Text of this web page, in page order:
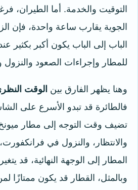
التوقيت والخدمة. أما الطيران،
الجوية يقارب ساعة واحدة، فإن
الباب إلى الباب يكون أكبر بكثير
للمطار وإجراءات الصعود والنزول
وهنا يظهر الفارق بين الوقت
فالطائرة قد تبدو الأسرع على
تضيف وقت التوجه إلى مطار
والانتظار، والنزول في
المطار إلى الوجهة النهائية، قد
وبالمثل، القطار قد يكون ممتازًا